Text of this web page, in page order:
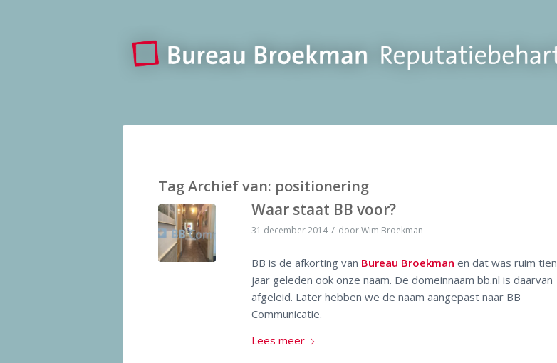
Tag Archief van: positionering
Waar staat BB voor?
31 december 2014 / doorWim Broekman
BB is de afkorting van Bureau Broekman en dat was ruim tien
jaar geleden ook onze naam. De domeinnaam bb.nl is daarvan
afgeleid. Later hebben we de naam aangepast naar BB
Communicatie.
Lees meer